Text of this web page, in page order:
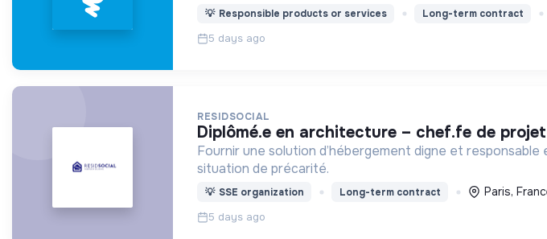
💡 Responsible products or services Long-term contract
5 days ago
RESIDSOCIAL
diplômé.e en architecture – chef.fe de projet
Fournir une solution d’hébergement digne et
situation de précarité.
💡 SSE organization Long-term contract Paris,
5 days ago